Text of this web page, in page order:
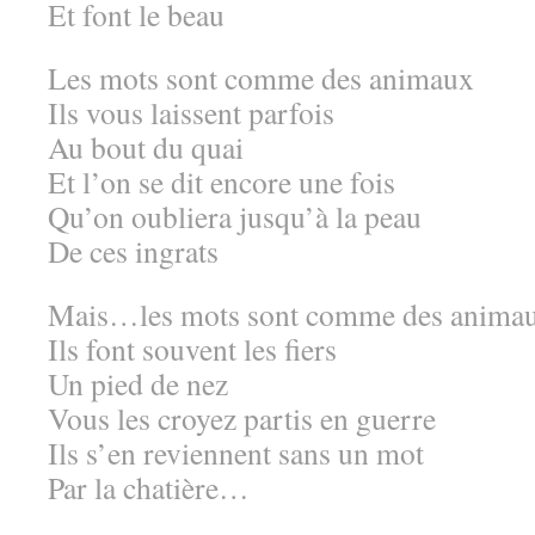
Et font le beau
Les mots sont comme des animaux
Ils vous laissent parfois
Au bout du quai
Et l’on se dit encore une fois
Qu’on oubliera jusqu’à la peau
De ces ingrats
Mais…les mots sont comme des
Ils font souvent les fiers
Un pied de nez
Vous les croyez partis en guerre
Ils s’en reviennent sans un mot
Par la chatière…